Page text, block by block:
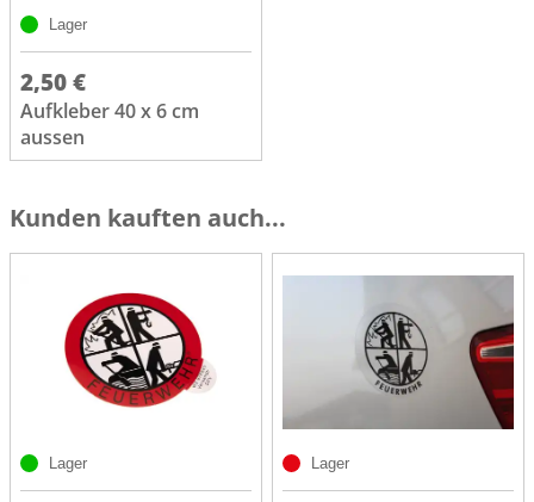
Lager
2,50 €
Aufkleber 40 x 6 cm
aussen
Kunden kauften auch...
Lager Lager